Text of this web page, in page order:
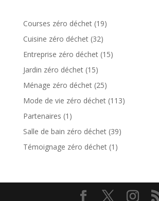
Courses zéro déchet(19)
Cuisine zéro déchet(32)
Entreprise zéro déchet(15)
Jardin zéro déchet(15)
Ménage zéro déchet(25)
Mode de vie zéro déchet(113)
Partenaires (1)
Salle de bain zéro déchet(39)
Témoignage zéro déchet(1)